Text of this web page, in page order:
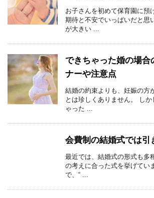
お子さんを初めて保育園に預
期待と不安でいっぱいだと思
が大きい ...
できちゃった婚の場合
ナーや注意点
結婚の約束よりも、妊娠の方
とは珍しくありません。 し
ゃった ...
会費制の結婚式では引
最近では、結婚式の形式も多
の考えに合った式を挙げてい
で、“ ...